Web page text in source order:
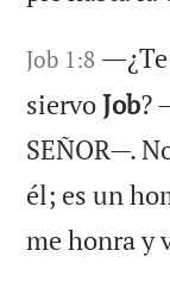
Job 1:8 ―¿Te
siervoJob?
SEÑOR—.
él; es un
me honra y